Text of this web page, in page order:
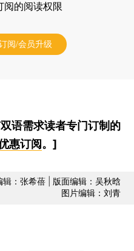
阅的阅读权限
阅/会员升级
语需求读者专门订制的
惠订阅 。]
辑：张希蓓 | 版面编辑：吴秋晗
图片编辑：刘青